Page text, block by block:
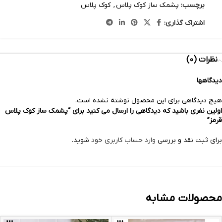
برچسب: پشمک ساز کوک پلاس, کوک پلاس
اشتراک گذاری:
نظرات (0)
دیدگاهها
هیچ دیدگاهی برای این محصول نوشته نشده است.
اولین نفری باشید که دیدگاهی را ارسال می کنید برای “پشمک ساز کوک‌ پلاس
قرمز”
برای ثبت نقد و بررسی وارد حساب کاربری خود شوید.
محصولات مشابه